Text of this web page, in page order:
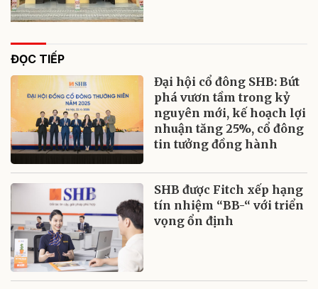
ĐỌC TIẾP
Đại hội cổ đông SHB: Bứt
phá vươn tầm trong kỷ
nguyên mới, kế hoạch lợi
nhuận tăng 25%, cổ đông
tin tưởng đồng hành
SHB được Fitch xếp hạng
tín nhiệm “BB-“ với triển
vọng ổn định